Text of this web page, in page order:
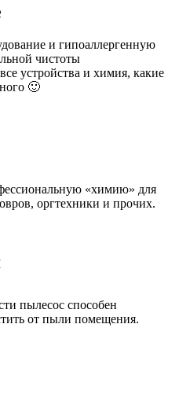
и гипоаллергенную
чистоты
устройства и химия, какие
🙂
«химию» для
оргтехники и прочих.
пылесос способен
от пыли помещения.